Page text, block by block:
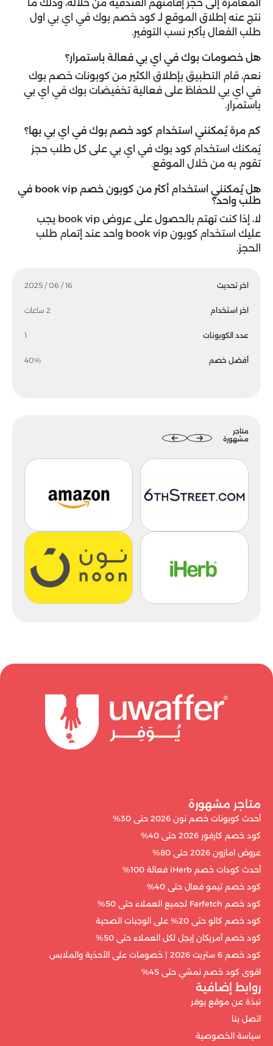
اخر تحديث 16 / 06 / 2025
اخر استخدام 2 ساعات
عدد الكوبونات 1
أفضل خصم 40%
متاجر
مشهورة
المُغامرة إلى حجز إقامتهم الفندقية من خلاله، وذلك ما
نتج عنه إطلاق الموقع لـ كود خصم بوك في اي بي اول
طلب الفعال بأكبر نسب التوفير.
هل خصومات بوك في اي بي فعالة باستمرار؟
نعم، قام التطبيق بإطلاق الكثير من كوبونات خصم بوك
في اي بي للحفاظ على فعالية تخفيضات بوك في اي بي
باستمرار.
كم مرة يُمكنني استخدام كود خصم بوك في اي بي بها؟
يُمكنك استخدام كود بوك في اي بي على كل طلب حجز
تقوم به من خلال الموقع.
هل يُمكنني استخدام أكثر من كوبون خصم book vip في
طلب واحد؟
لا، إذا كنت تهتم بالحصول على عروض book vip يجب
عليك استخدام كوبون book vip واحد عند إتمام طلب
الحجز.
متاجر مشهورة
أحدث كوبونات خصم نون 2026 حتى 30%
كود خصم كارفور 2026 حتى 40%
عروض امازون 2026 حتى 80%
أحدث كودات خصم iHerb فعالة 100%
كود خصم تيمو فعال حتى 40%
كود خصم Farfetch لجميع العملاء حتى 50%
كود خصم كالو حتى 20% على الوجبات الصحية
كود خصم أمريكان إيجل لكل العملاء حتى 50%
كود خصم 6 ستريت 2026 | خصومات على الأحذية والملابس
اقوى كود خصم نمشي حتى 45%
روابط إضافية
نبذة عن موقع يوفر
اتصل بنا
سياسة الخصوصية